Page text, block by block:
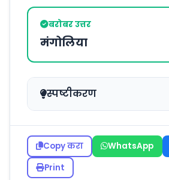
बरोबर उत्तर
मंगोलिया
स्पष्टीकरण
Copy करा WhatsApp
Print